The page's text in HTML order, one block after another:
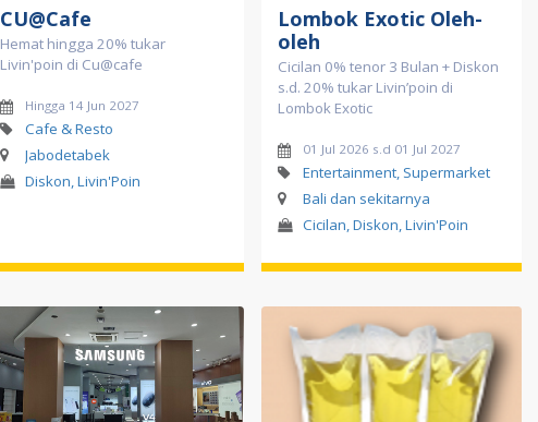
CU@Cafe
Hemat hingga 20% tukar
Livin'poin di Cu@cafe
Hingga 14 Jun 2027
Cafe & Resto
Jabodetabek
Diskon, Livin'Poin
Lombok Exotic Oleh-
oleh
Cicilan 0% tenor 3 Bulan + Diskon
s.d. 20% tukar Livin’poin di
Lombok Exotic
01 Jul 2026 s.d 01 Jul 2027
Entertainment, Supermarket
Bali dan sekitarnya
Cicilan, Diskon, Livin'Poin